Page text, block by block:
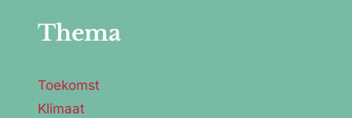
Thema
Toekomst
Klimaat